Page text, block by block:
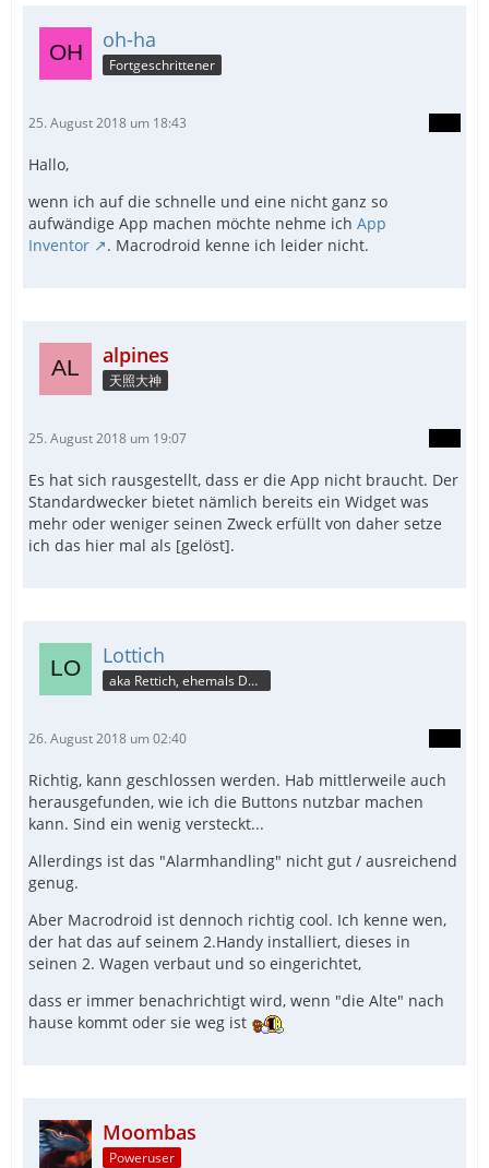
oh-ha
Fortgeschrittener
25. August 2018 um 18:43
Hallo,
wenn ich auf die schnelle und eine nicht ganz so
aufwändige App machen möchte nehme ich App
Inventor
. Macrodroid kenne ich leider nicht.
alpines
天照大神
25. August 2018 um 19:07
Es hat sich rausgestellt, dass er die App nicht braucht. Der
Standardwecker bietet nämlich bereits ein Widget was
mehr oder weniger seinen Zweck erfüllt von daher setze
ich das hier mal als [gelöst].
Lottich
aka Rettich, ehemals DAU
26. August 2018 um 02:40
Richtig, kann geschlossen werden. Hab mittlerweile auch
herausgefunden, wie ich die Buttons nutzbar machen
kann. Sind ein wenig versteckt...
Allerdings ist das "Alarmhandling" nicht gut / ausreichend
genug.
Aber Macrodroid ist dennoch richtig cool. Ich kenne wen,
der hat das auf seinem 2.Handy installiert, dieses in
seinen 2. Wagen verbaut und so eingerichtet,
dass er immer benachrichtigt wird, wenn "die Alte" nach
hause kommt oder sie weg ist
Moombas
Poweruser